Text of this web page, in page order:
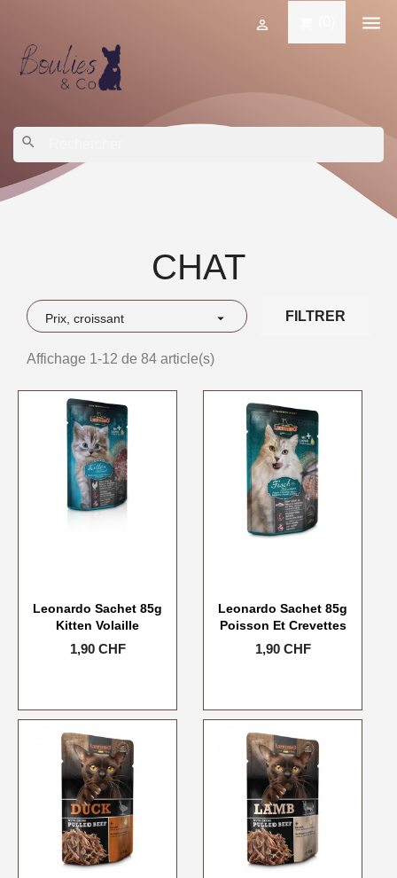


search
CHAT
Prix, croissant  FILTRER
Affichage 1-12 de 84 article(s)
Leonardo Sachet 85g
Kitten Volaille
Prix
1,90 CHF
Leonardo Sachet 85g
Poisson Et Crevettes
Prix
1,90 CHF